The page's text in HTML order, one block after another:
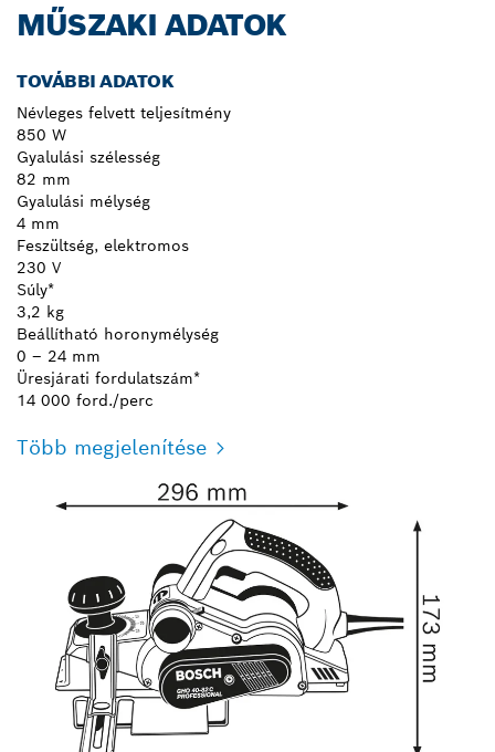
MŰSZAKI ADATOK
TOVÁBBI ADATOK
Névleges felvett teljesítmény
850 W
Gyalulási szélesség
82 mm
Gyalulási mélység
4 mm
Feszültség, elektromos
230 V
Súly*
3,2 kg
Beállítható horonymélység
0 – 24 mm
Üresjárati fordulatszám*
14 000 ford./perc
Több megjelenítése